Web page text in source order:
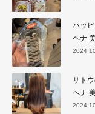
ハッ
ヘナ
サト
ヘナ